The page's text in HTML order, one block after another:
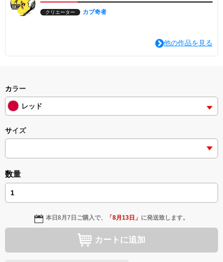
クリエーター カブ奇者
他の作品を見る
カラー
レッド
サイズ
数量
本日8月7日 ご購入で、 「8月13日 」 に発送致します。
カートに追加